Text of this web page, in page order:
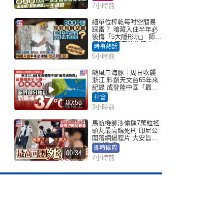
7小時前
細單位榨乾每吋空間易
踩雷？ 暗藏入住半年必
後悔「5大隱形坑」 師傅
傳授6字家居裝修錦囊｜
Juicy叮
時事熱話
5小時前
00:58
颱風白海豚｜周日吹襲
浙江 料創天文台65年來
紀錄 成登陸中國「最長
途颱風」
社會
3小時前
00:34
馬航機師涉偷運7萬粒搖
頭丸最高臨死刑 印尼公
開落網過程片 大安旨意
豈料敗露
即時國際
7小時前